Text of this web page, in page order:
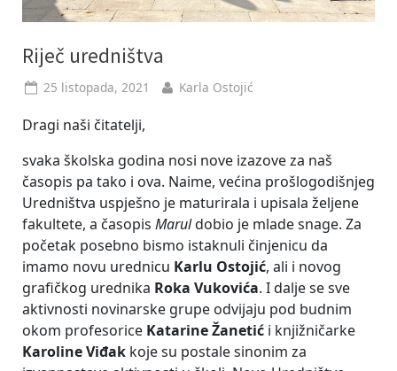
Riječ uredništva
Posted
25 listopada, 2021 By
Karla Ostojić
Dragi naši čitatelji,
svaka školska godina nosi nove izazove za naš
časopis pa tako i ova. Naime, većina prošlogodišnjeg
Uredništva uspješno je maturirala i upisala željene
fakultete, a časopis Maruldobio je mlade snage. Za
početak posebno bismo istaknuli činjenicu da
imamo novu urednicu Karlu Ostojić, ali i novog
grafičkog urednika Roka Vukovića. I dalje se sve
aktivnosti novinarske grupe odvijaju pod budnim
okom profesorice Katarine Žanetić i knjižničarke
Karoline Viđak koje su postale sinonim za